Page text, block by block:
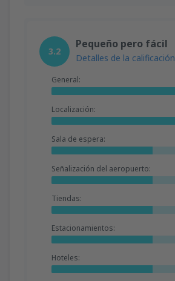
3.2
Pequeño pero fácil
Detalles de la calificación
General:
Localización:
Sala de espera:
Señalización del aeropuerto:
Tiendas:
Estacionamientos:
Hoteles: